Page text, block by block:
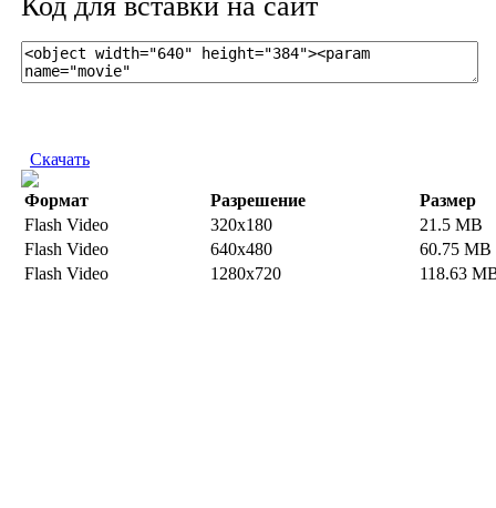
Скачать
Формат Разрешение
Размер
Flash Video
320x180
21.5 MB
Flash Video
640x480
60.75 MB
Flash Video
1280x720 118.63